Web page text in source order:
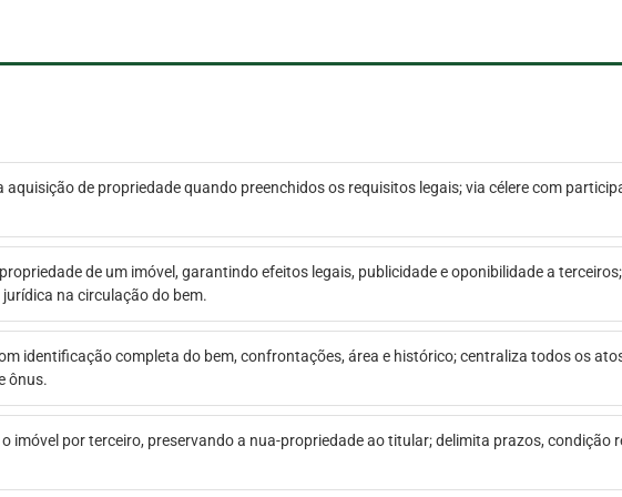
de propriedade quando preenchidos os requisitos legais; via célere com
de um imóvel, garantindo efeitos legais, publicidade e oponibilidade a
na circulação do bem.
identificação completa do bem, confrontações, área e histórico; centraliza todos os
ônus.
imóvel por terceiro, preservando a nua-propriedade ao titular; delimita prazos, condição